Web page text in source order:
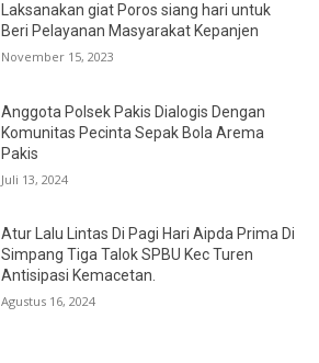
Laksanakan giat Poros siang hari untuk
Beri Pelayanan Masyarakat Kepanjen
November 15, 2023
Anggota Polsek Pakis Dialogis Dengan
Komunitas Pecinta Sepak Bola Arema
Pakis
Juli 13, 2024
Atur Lalu Lintas Di Pagi Hari Aipda Prima Di
Simpang Tiga Talok SPBU Kec Turen
Antisipasi Kemacetan.
Agustus 16, 2024